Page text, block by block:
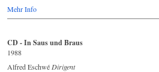
Mehr Info
CD - In Saus und Braus
1988
Alfred Eschwé Dirigent